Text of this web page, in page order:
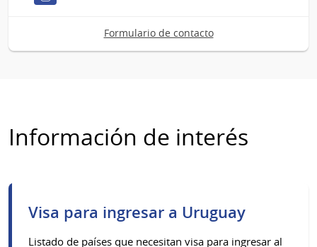
Formulario de contacto
Información de interés
Visa para ingresar a Uruguay
Listado de países que necesitan visa para ingresar al